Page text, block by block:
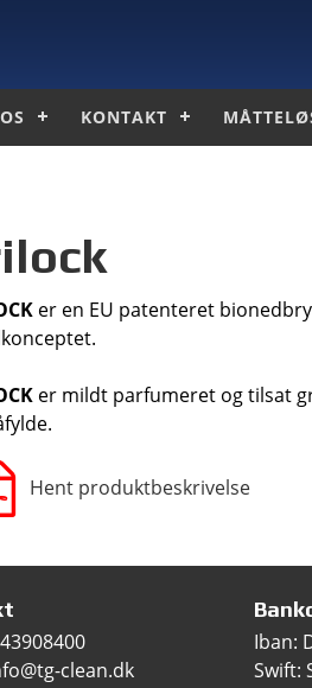
KONTAKT
er en EU patenteret
er mildt parfumeret og tilsat
Hent produktbeskrivelse
clean.dk
Iban:
Swift: